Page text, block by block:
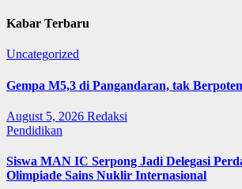
Kabar Terbaru
Uncategorized
Gempa M5,3 di Pangandaran, tak
August 5, 2026 Redaksi
Pendidikan
Siswa MAN IC Serpong Jadi Delegasi
Olimpiade Sains Nuklir Internasional